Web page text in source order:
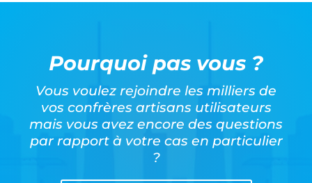
Pourquoi pas vous ?
Vous voulez rejoindre les milliers de
vos confrères artisans utilisateurs
mais vous avez encore des questions
par rapport à votre cas en particulier
?